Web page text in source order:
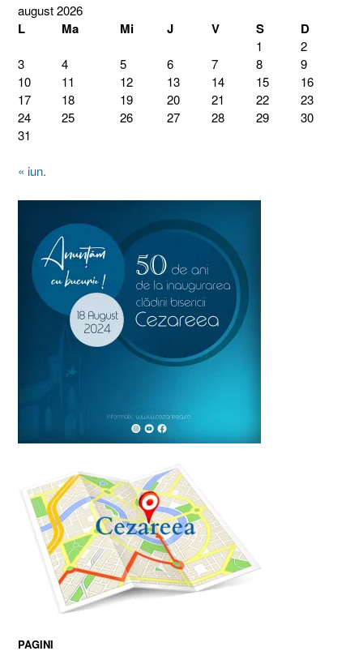
august 2026
L Ma Mi J V S D
1
2
3
4 5 6 7 8
9
10
11 12 13 14 15
16
17
18 19 20 21 22
23
24
25 26 27 28 29
30
31
« iun.
PAGINI